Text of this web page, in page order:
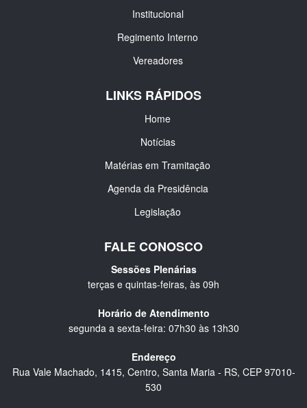
Institucional
Regimento Interno
Vereadores
LINKS RÁPIDOS
Home
Notícias
Matérias em Tramitação
Agenda da Presidência
Legislação
FALE CONOSCO
Sessões Plenárias
terças e quintas-feiras, às 09h
Horário de Atendimento
segunda a sexta-feira: 07h30 às 13h30
Endereço
Rua Vale Machado, 1415, Centro, Santa Maria - RS, CEP 97010-
530